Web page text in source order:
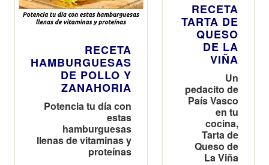
RECETA
HAMBURGUESAS
DE POLLO Y
ZANAHORIA
Potencia tu día con
estas
hamburguesas
llenas de vitaminas y
proteínas
RECETA
TARTA DE
QUESO
DE LA
VIÑA
Un
pedacito de
País Vasco
en tu
cocina,
Tarta de
Queso de
La Viña